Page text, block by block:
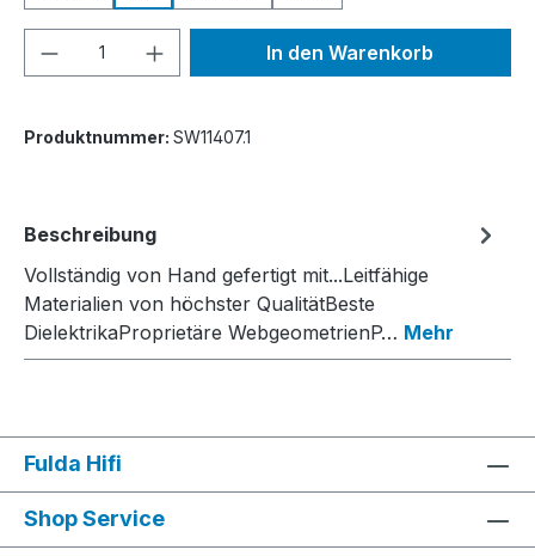
Produkt Anzahl: Gib denIn den Warenkorb
Produktnummer: SW11407.1
Beschreibung
Vollständig von Hand gefertigt mit...Leitfähige
Materialien von höchster QualitätBeste
DielektrikaProprietäre WebgeometrienP… Mehr
Fulda Hifi
Shop Service